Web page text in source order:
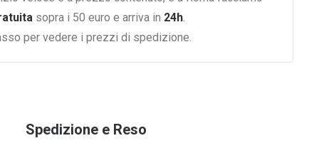
sopra i 50 euro e arriva in 24h.
per vedere i prezzi di spedizione.
Spedizione e Reso